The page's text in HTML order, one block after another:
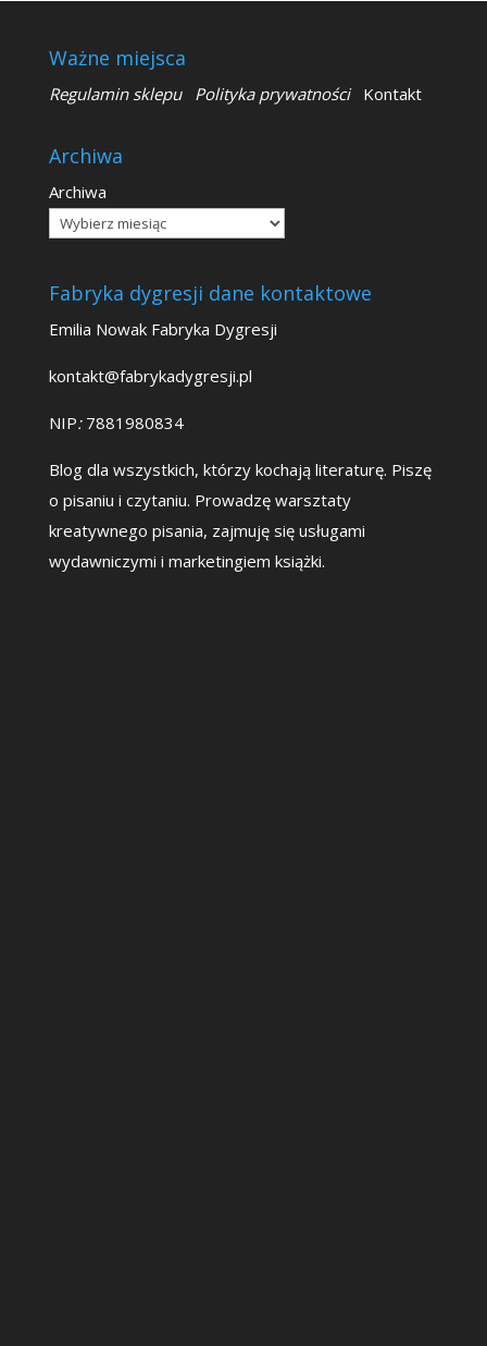
Ważne miejsca
Regulamin sklepu Polityka prywatnościKontakt
Archiwa
Archiwa
Fabryka dygresji dane kontaktowe
Emilia Nowak Fabryka Dygresji
kontakt@fabrykadygresji.pl
NIP: 7881980834
Blog dla wszystkich, którzy kochają literaturę. Piszę
o pisaniu i czytaniu. Prowadzę warsztaty
kreatywnego pisania, zajmuję się usługami
wydawniczymi i marketingiem książki.